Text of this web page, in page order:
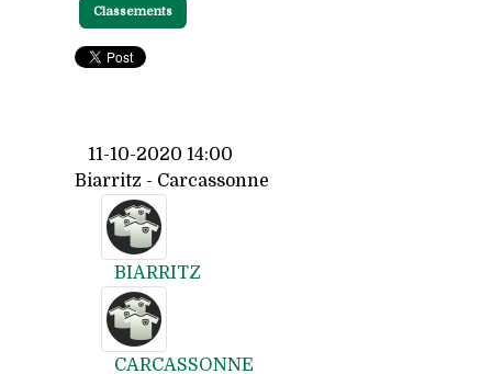
Classements
11-10-2020 14:00
Biarritz - Carcassonne
BIARRITZ
CARCASSONNE